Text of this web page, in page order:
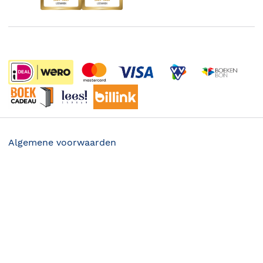
De Nationale Voorleesdagen
Wet op de Vaste Boekenprijs
Winacties
Algemene voorwaarden